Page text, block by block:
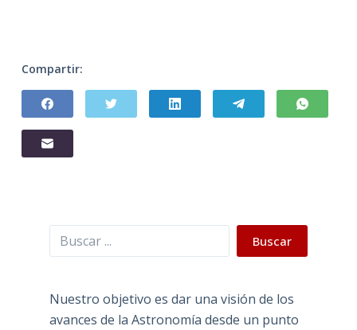
Compartir:
Buscar Buscar
Nuestro objetivo es dar una visión de los
avances de la Astronomía desde un punto